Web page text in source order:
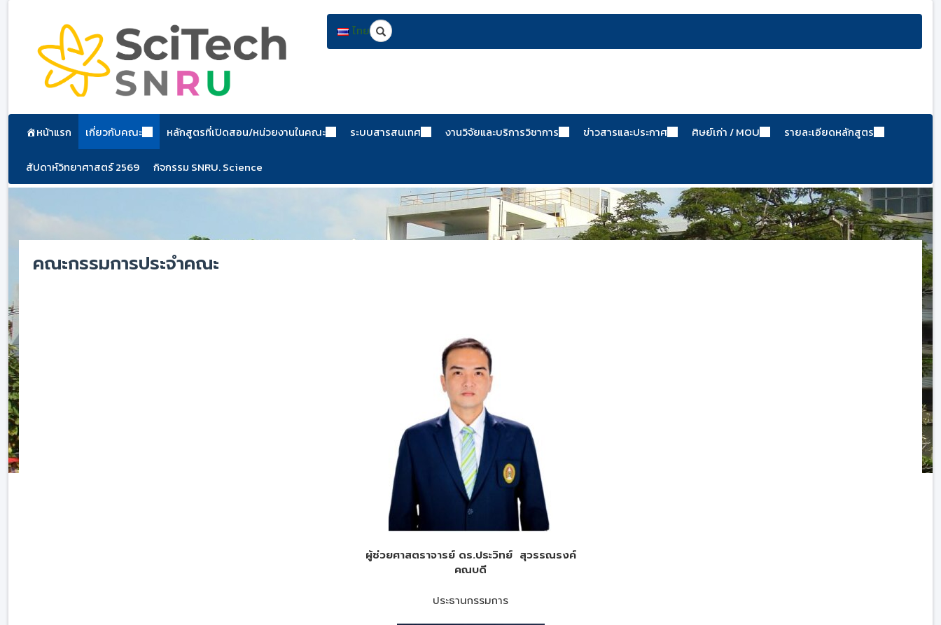
เนื้อหา
ไทยSearch
หน้าแรก เกี่ยวกับคณะ หลักสูตรที่เปิดสอน/หน่วยงานในคณะ ระบบสารสนเทศ งานวิจัยและบริการวิชาการ ข่าวสารและประกาศ ศิษย์เก่า / MOU รายละเอียดหลักสูตร
สัปดาห์วิทยาศาสตร์ 2569 กิจกรรม SNRU. Science
คณะกรรมการประจำคณะ
ผู้ช่วยศาสตราจารย์ ดร.ประวิทย์ สุวรรณรงค์
คณบดี
ประธานกรรมการ